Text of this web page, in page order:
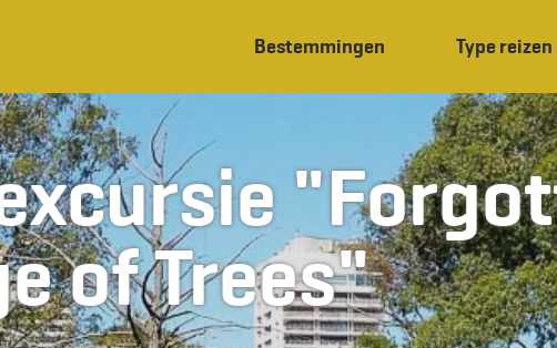
Bestemmingen Type reizen
of Trees"